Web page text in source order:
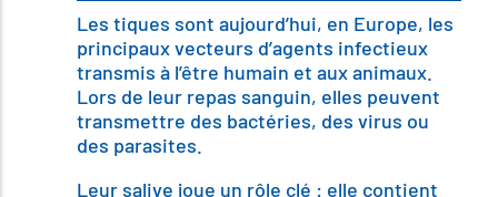
Les tiques sont aujourd’hui, en Europe, les
principaux vecteurs d’agents infectieux
transmis à l’être humain et aux animaux.
Lors de leur repas sanguin, elles peuvent
transmettre des bactéries, des virus ou
des parasites.
Leur salive joue un rôle clé : elle contient